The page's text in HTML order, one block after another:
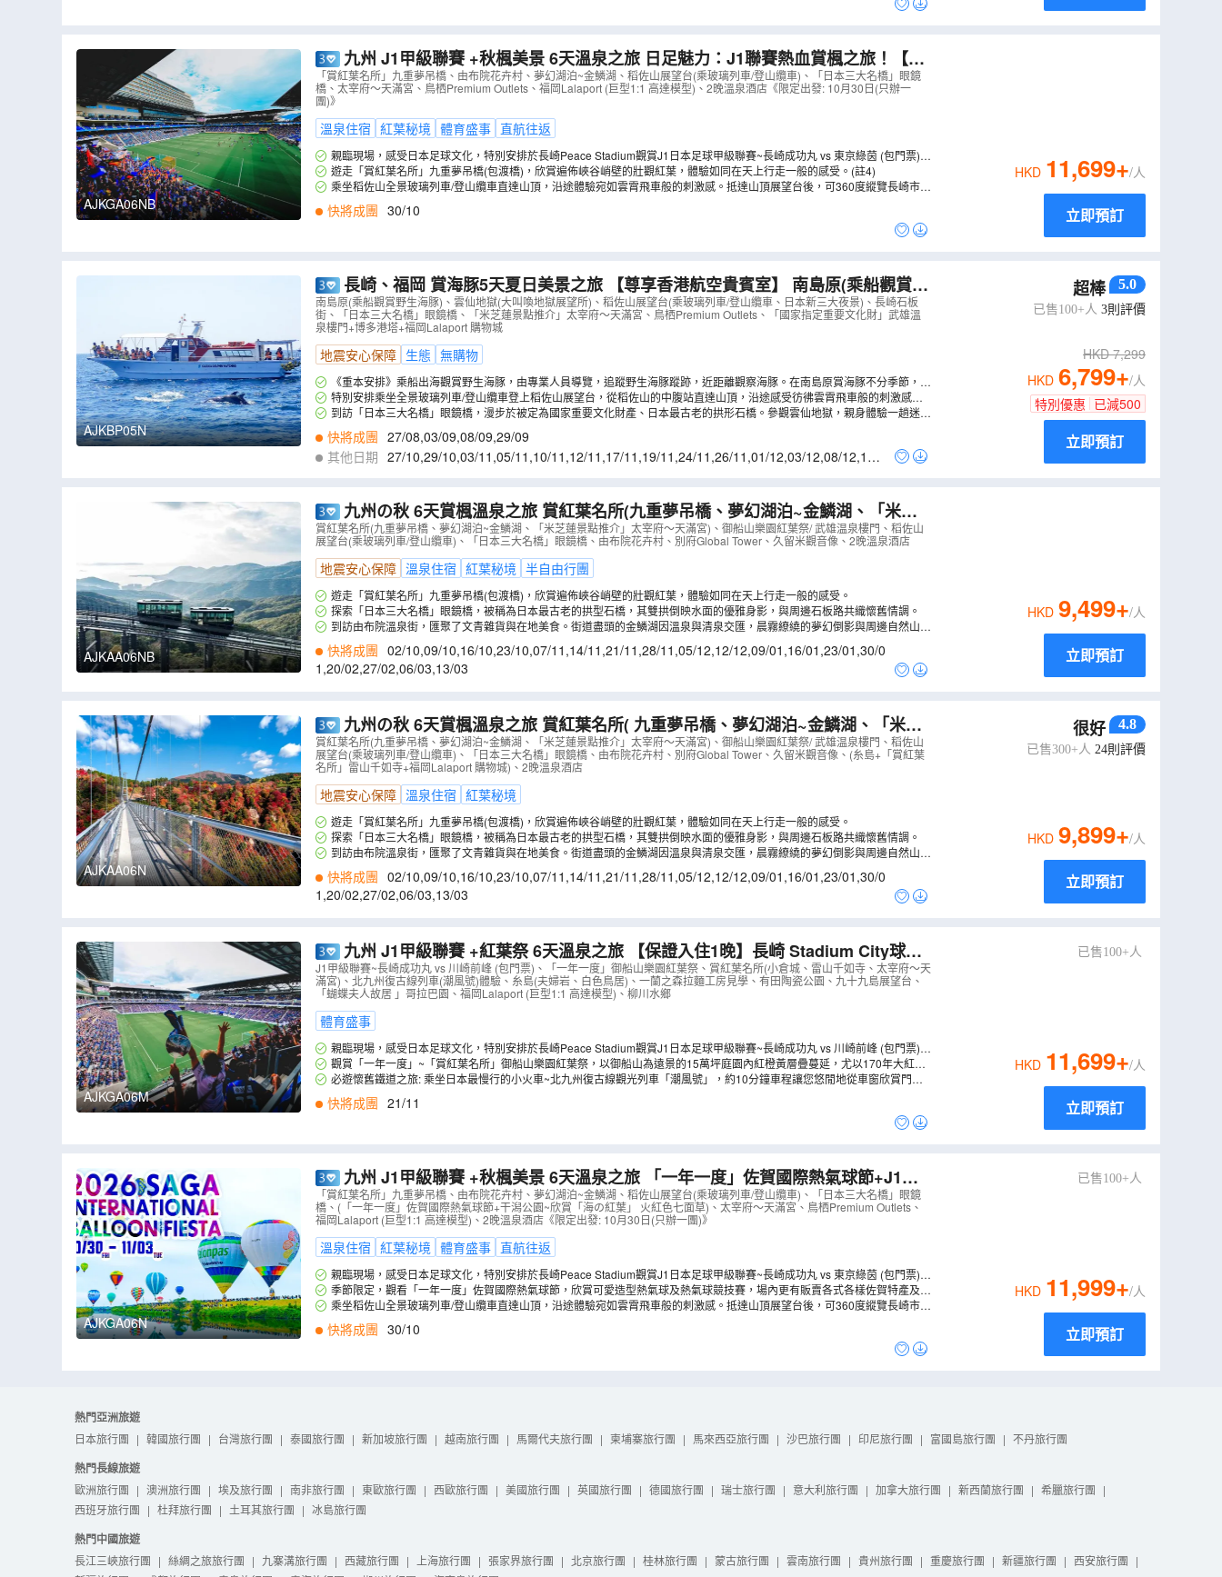
AJKGA06NB
九州 J1甲級聯賽 +秋楓美景 6天溫泉之旅 日足魅力：J1聯賽熱血賞楓之旅！【保
證1晚】長崎 Stadium City球場酒店觀賞J1聯賽~長崎成功丸 vs 東京綠茵 (包門票)、
一天自由活動（AJKGA06NB）
「賞紅葉名所」九重夢吊橋、由布院花卉村、夢幻湖泊~金鱗湖、稻佐山展望台(乘玻璃列車/登山纜車)、「日本三大名橋」眼鏡
橋、太宰府～天滿宮、鳥栖Premium Outlets、福岡Lalaport (巨型1:1 高達模型)、2晚溫泉酒店《限定出發: 10月30日(只辦一
團)》
溫泉住宿 紅葉秘境 體育盛事 直航往返
親臨現場，感受日本足球文化，特別安排於長崎Peace Stadium觀賞J1日本足球甲級聯賽~長崎成功丸 vs 東京綠茵 (包門票)，
一同體驗這場球賽的熾熱氣氛。當晚更【保證入住】長崎 Stadium City球場酒店，您可以在從地下1,500 公尺湧出的天然溫泉中
放鬆身心，舒緩觀賞比賽後的緊張感。(註1,3)
遊走「賞紅葉名所」九重夢吊橋(包渡橋)，欣賞遍佈峽谷峭壁的壯觀紅葉，體驗如同在天上行走一般的感受。(註4)
乘坐稻佐山全景玻璃列車/登山纜車直達山頂，沿途體驗宛如雲霄飛車般的刺激感。抵達山頂展望台後，可360度縱覽長崎市全
景。
快將成團 30/10
HKD 11,699+/人
立即預訂
AJKBP05N
長崎、福岡 賞海豚5天夏日美景之旅 【尊享香港航空貴賓室】 南島原(乘船觀賞野
生海豚)、雲仙地獄(大叫喚地獄展望所)、稻佐山展望台(乘玻璃列車/登山纜車)、「國
家指定重要文化財」武雄溫泉樓門 （AJKBP05N）
南島原(乘船觀賞野生海豚)、雲仙地獄(大叫喚地獄展望所)、稻佐山展望台(乘玻璃列車/登山纜車、日本新三大夜景)、長崎石板
街、「日本三大名橋」眼鏡橋、「米芝蓮景點推介」太宰府～天滿宮、鳥栖Premium Outlets、「國家指定重要文化財」武雄溫
泉樓門+博多港塔+福岡Lalaport 購物城
地震安心保障 生態 無購物
《重本安排》乘船出海觀賞野生海豚，由專業人員導覽，追蹤野生海豚蹤跡，近距離觀察海豚。在南島原賞海豚不分季節，據
說與海豚相遇的機率高達99%！
特別安排乘坐全景玻璃列車/登山纜車登上稻佐山展望台，從稻佐山的中腹站直達山頂，沿途感受彷彿雲霄飛車般的刺激感。
在山頂展望台，可360度欣賞長崎全景及日本新三大夜景。遊走著名的長崎石板街「荷蘭坡」，這條通往哥拉巴公園的迷人的鵝
卵石斜坡，兩旁有許多懷舊的西式洋房以及畫滿彩繪的外牆，沿著美麗的石板路行走，就能感受到充滿異國風情的長崎歷史和文
化。
到訪「日本三大名橋」眼鏡橋，漫步於被定為國家重要文化財產、日本最古老的拱形石橋。參觀雲仙地獄，親身體驗一趟迷幻
的地獄巡禮，在噴氣最為猛烈的「大叫喚地獄」觀景台，近距離觀察令人震撼的地熱噴發的現象。
快將成團 27/08,03/09,08/09,29/09
其他日期 27/10,29/10,03/11 ,05/11 ,10/11 ,12/11 ,17/11 ,19/11 ,24/11 ,26/11 ,01/12,03/12,08/12,10/1
超棒 5.0
已售100+人 3則評價
HKD7,299
HKD 6,799+/人
特別優惠 已減500
立即預訂
AJKAA06NB
九州の秋 6天賞楓溫泉之旅 賞紅葉名所(九重夢吊橋、夢幻湖泊~金鱗湖、「米芝
蓮景點推介」太宰府～天滿宮)、御船山樂園紅葉祭/ 武雄温泉樓門、1天自由活動（A
JKAA06NB）
賞紅葉名所(九重夢吊橋、夢幻湖泊~金鱗湖、「米芝蓮景點推介」太宰府～天滿宮)、御船山樂園紅葉祭/ 武雄温泉樓門、稻佐山
展望台(乘玻璃列車/登山纜車)、「日本三大名橋」眼鏡橋、由布院花卉村、別府Global Tower、久留米觀音像、2晚溫泉酒店
地震安心保障 溫泉住宿 紅葉秘境 半自由行團
遊走「賞紅葉名所」九重夢吊橋(包渡橋)，欣賞遍佈峽谷峭壁的壯觀紅葉，體驗如同在天上行走一般的感受。
探索「日本三大名橋」眼鏡橋，被稱為日本最古老的拱型石橋，其雙拱倒映水面的優雅身影，與周邊石板路共織懷舊情調。
到訪由布院溫泉街，匯聚了文青雜貨與在地美食。街道盡頭的金鱗湖因溫泉與清泉交匯，晨霧繚繞的夢幻倒影與周邊自然山色
交織成療癒的度假勝景，亦是秋天賞紅葉勝地。
快將成團 02/10,09/10,16/10,23/10,07/11 ,14/11 ,21/11 ,28/11 ,05/12,12/12,09/01 ,16/01 ,23/01 ,30/0
1 ,20/02,27/02,06/03,13/03
HKD 9,499+/人
立即預訂
AJKAA06N
九州の秋 6天賞楓溫泉之旅 賞紅葉名所( 九重夢吊橋、夢幻湖泊~金鱗湖、「米芝
蓮景點推介」太宰府～天滿宮、糸島+「賞紅葉名所」雷山千如寺)、御船山樂園紅葉
祭/ 武雄温泉樓門（AJKAA06N）
賞紅葉名所(九重夢吊橋、夢幻湖泊~金鱗湖、「米芝蓮景點推介」太宰府～天滿宮)、御船山樂園紅葉祭/ 武雄温泉樓門、稻佐山
展望台(乘玻璃列車/登山纜車)、「日本三大名橋」眼鏡橋、由布院花卉村、別府Global Tower、久留米觀音像、(糸島+「賞紅葉
名所」雷山千如寺+福岡Lalaport 購物城)、2晚溫泉酒店
地震安心保障 溫泉住宿 紅葉秘境
遊走「賞紅葉名所」九重夢吊橋(包渡橋)，欣賞遍佈峽谷峭壁的壯觀紅葉，體驗如同在天上行走一般的感受。
探索「日本三大名橋」眼鏡橋，被稱為日本最古老的拱型石橋，其雙拱倒映水面的優雅身影，與周邊石板路共織懷舊情調。
到訪由布院溫泉街，匯聚了文青雜貨與在地美食。街道盡頭的金鱗湖因溫泉與清泉交匯，晨霧繚繞的夢幻倒影與周邊自然山色
交織成療癒的度假勝景，亦是秋天賞紅葉勝地。
快將成團 02/10,09/10,16/10,23/10,07/11 ,14/11 ,21/11 ,28/11 ,05/12,12/12,09/01 ,16/01 ,23/01 ,30/0
1 ,20/02,27/02,06/03,13/03
很好 4.8
已售300+人 24則評價
HKD 9,899+/人
立即預訂
AJKGA06M
九州 J1甲級聯賽 +紅葉祭 6天溫泉之旅 【保證入住1晚】長崎 Stadium City球場
酒店(設有球場景觀之大浴場)《限定出發: 11月21日(只辦一團)》（AJKGA06M）
J1甲級聯賽~長崎成功丸 vs 川崎前峰 (包門票)、「一年一度」御船山樂園紅葉祭、賞紅葉名所(小倉城、雷山千如寺、太宰府～天
滿宮)、北九州復古線列車(潮風號)體驗、糸島(夫婦岩、白色鳥居)、一蘭之森拉麵工房見學、有田陶瓷公園、九十九島展望台、
「蝴蝶夫人故居 」哥拉巴園、福岡Lalaport (巨型1:1 高達模型)、柳川水鄉
體育盛事
親臨現場，感受日本足球文化，特別安排於長崎Peace Stadium觀賞J1日本足球甲級聯賽~長崎成功丸 vs 川崎前峰 (包門票)，
一同體驗這場球賽的熾熱氣氛。當晚更【保證入住】長崎 Stadium City球場酒店，您可以在從地下1,500 公尺湧出的天然溫泉中
放鬆身心，舒緩觀賞比賽後的緊張感。(註2)
觀賞「一年一度」~「賞紅葉名所」御船山樂園紅葉祭，以御船山為遠景的15萬坪庭園內紅橙黃層疊蔓延，尤以170年大紅楓
古樹最為壯觀。(註3,4)
必遊懷舊鐵道之旅: 乘坐日本最慢行的小火車~北九州復古線觀光列車「潮風號」，約10分鐘車程讓您悠閒地從車窗欣賞門司
港懷舊的街景和關門海峽雄偉的風景。乘坐完畢，更會安排參觀九州鐵道紀念館。
快將成團 21/11
已售100+人
HKD 11,699+/人
立即預訂
AJKGA06N
九州 J1甲級聯賽 +秋楓美景 6天溫泉之旅 「一年一度」佐賀國際熱氣球節+J1甲
級聯賽~長崎成功丸 vs 東京綠茵 (包門票)【保證入住1晚】長崎 Stadium City球場酒
店（AJKGA06N）
「賞紅葉名所」九重夢吊橋、由布院花卉村、夢幻湖泊~金鱗湖、稻佐山展望台(乘玻璃列車/登山纜車)、「日本三大名橋」眼鏡
橋、(「一年一度」佐賀國際熱氣球節+干潟公園~欣賞「海の紅葉」 火紅色七面草)、太宰府～天滿宮、鳥栖Premium Outlets、
福岡Lalaport (巨型1:1 高達模型)、2晚溫泉酒店《限定出發: 10月30日(只辦一團)》
溫泉住宿 紅葉秘境 體育盛事 直航往返
親臨現場，感受日本足球文化，特別安排於長崎Peace Stadium觀賞J1日本足球甲級聯賽~長崎成功丸 vs 東京綠茵 (包門票)，
一同體驗這場球賽的熾熱氣氛。當晚更【保證入住】長崎 Stadium City球場酒店，您可以在從地下1,500 公尺湧出的天然溫泉中
放鬆身心，舒緩觀賞比賽後的緊張感。(註1,3)
季節限定，觀看「一年一度」佐賀國際熱氣球節，欣賞可愛造型熱氣球及熱氣球競技賽，場內更有販賣各式各樣佐賀特產及美
食的攤位，熱鬧非常。仲會前往干潟公園~欣賞火紅色的「海紅葉」，每當秋天，七面草轉為火紅色，如地上鋪滿紅葉一樣震
撼。(註4,5)
乘坐稻佐山全景玻璃列車/登山纜車直達山頂，沿途體驗宛如雲霄飛車般的刺激感。抵達山頂展望台後，可360度縱覽長崎市全
景。
快將成團 30/10
已售100+人
HKD 11,999+/人
立即預訂
熱門亞洲旅遊
日本旅行團 | 韓國旅行團 | 台灣旅行團 | 泰國旅行團 | 新加坡旅行團 | 越南旅行團 | 馬爾代夫旅行團 | 柬埔寨旅行團 | 馬來西亞旅行團 | 沙巴旅行團 | 印尼旅行團 | 富國島旅行團 | 不丹旅行團
熱門長線旅遊
歐洲旅行團 | 澳洲旅行團 | 埃及旅行團 | 南非旅行團 | 東歐旅行團 | 西歐旅行團 | 美國旅行團 | 英國旅行團 | 德國旅行團 | 瑞士旅行團 | 意大利旅行團 | 加拿大旅行團 | 新西蘭旅行團 | 希臘旅行團 |
西班牙旅行團 | 杜拜旅行團 | 土耳其旅行團 | 冰島旅行團
熱門中國旅遊
長江三峽旅行團 | 絲綢之旅旅行團 | 九寨溝旅行團 | 西藏旅行團 | 上海旅行團 | 張家界旅行團 | 北京旅行團 | 桂林旅行團 | 蒙古旅行團 | 雲南旅行團 | 貴州旅行團 | 重慶旅行團 | 新疆旅行團 | 西安旅行團 |